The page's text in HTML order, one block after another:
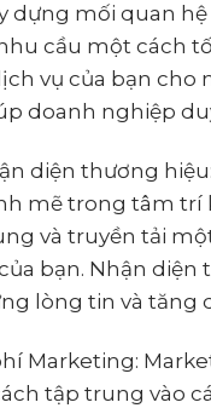
dựng mối quan
cầu một cách
vụ của bạn cho
doanh nghiệp
diện thương
mẽ trong tâm trí
và truyền tải
bạn. Nhận
lòng tin và tăng
Marketing:
tập trung vào